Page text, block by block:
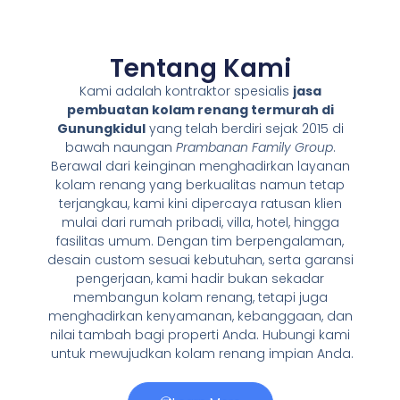
Tentang Kami
Kami adalah kontraktor spesialis jasa
pembuatan kolam renang termurah di
Gunungkidulyang telah berdiri sejak 2015 di
bawah naungan Prambanan Family Group.
Berawal dari keinginan menghadirkan layanan
kolam renang yang berkualitas namun tetap
terjangkau, kami kini dipercaya ratusan klien
mulai dari rumah pribadi, villa, hotel, hingga
fasilitas umum. Dengan tim berpengalaman,
desain custom sesuai kebutuhan, serta garansi
pengerjaan, kami hadir bukan sekadar
membangun kolam renang, tetapi juga
menghadirkan kenyamanan, kebanggaan, dan
nilai tambah bagi properti Anda. Hubungi kami
untuk mewujudkan kolam renang impian Anda.